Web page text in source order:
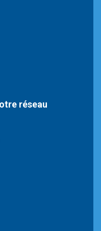
réseau